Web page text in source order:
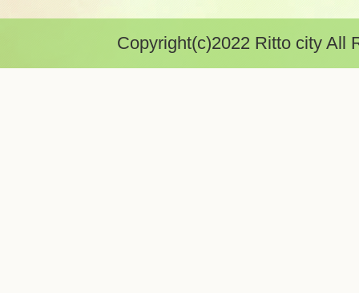
Copyright(c)2022 Ritto city All